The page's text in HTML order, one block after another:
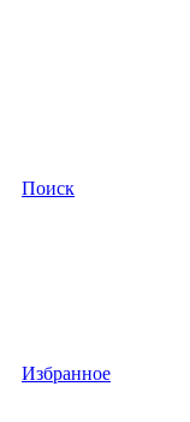
Поиск
Избранное